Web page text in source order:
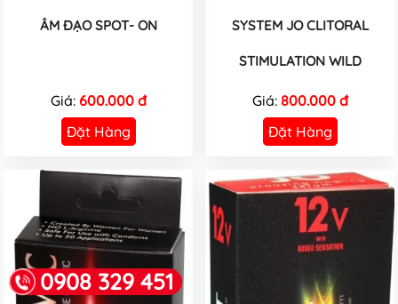
ÂM ĐẠO SPOT- ON
Giá: 600.000 đ
Đặt Hàng
SYSTEM JO CLITORAL
STIMULATION WILD
Giá: 800.000 đ
Đặt Hàng
0908 329 451